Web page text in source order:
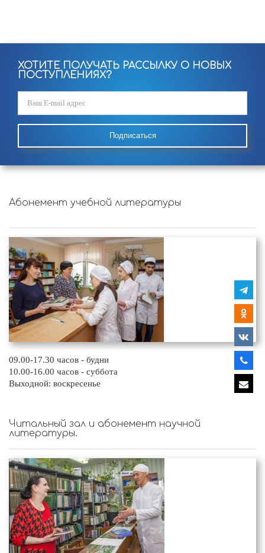
ХОТИТЕ ПОЛУЧАТЬ РАССЫЛКУ О НОВЫХ
ПОСТУПЛЕНИЯХ?
Подписаться
Абонемент учебной литературы
09.00-17.30 часов - будни
10.00-16.00 часов - суббота
Выходной: воскресенье
Читальный зал и абонемент научной
литературы.